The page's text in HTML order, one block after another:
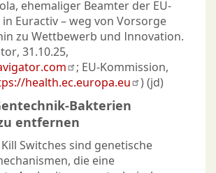
ehemaliger Beamter der EU-
Euractiv – weg von Vorsorge
zu Wettbewerb und Innovation.
31.10.25,
; EU-Kommission,
health.ec.europa.eu ) (jd)
Bakterien
entfernen
Switches sind genetische
die eine